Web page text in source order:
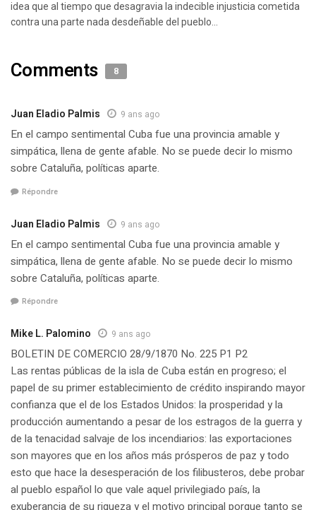
idea que al tiempo que desagravia la indecible injusticia cometida
contra una parte nada desdeñable del pueblo...
Comments 8
Juan Eladio Palmis 9 ans ago
En el campo sentimental Cuba fue una provincia amable y
simpática, llena de gente afable. No se puede decir lo mismo
sobre Cataluña, políticas aparte.
Répondre
Juan Eladio Palmis 9 ans ago
En el campo sentimental Cuba fue una provincia amable y
simpática, llena de gente afable. No se puede decir lo mismo
sobre Cataluña, políticas aparte.
Répondre
Mike L. Palomino 9 ans ago
BOLETIN DE COMERCIO 28/9/1870 No. 225 P1 P2
Las rentas públicas de la isla de Cuba están en progreso; el
papel de su primer establecimiento de crédito inspirando mayor
confianza que el de los Estados Unidos: la prosperidad y la
producción aumentando a pesar de los estragos de la guerra y
de la tenacidad salvaje de los incendiarios: las exportaciones
son mayores que en los años más prósperos de paz y todo
esto que hace la desesperación de los filibusteros, debe probar
al pueblo español lo que vale aquel privilegiado país, la
exuberancia de su riqueza y el motivo principal porque tanto se